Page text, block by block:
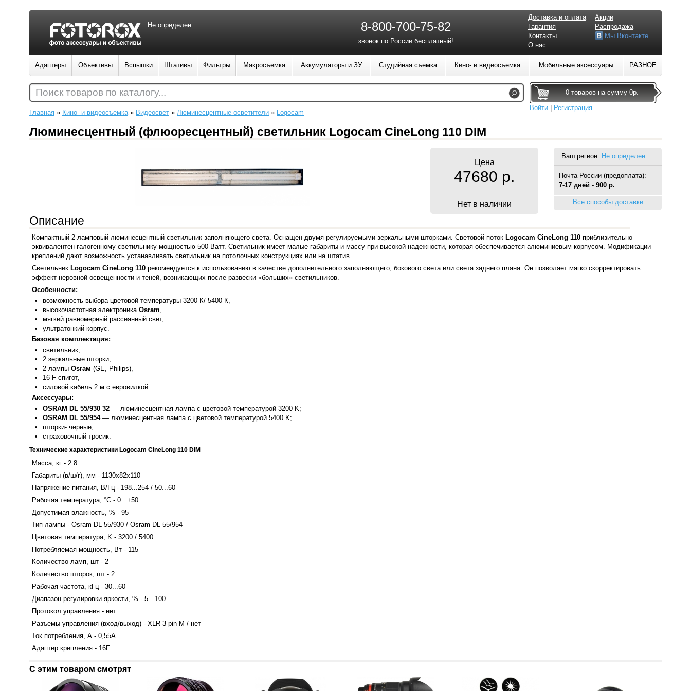
Главная » Кино- и видеосъемка» Видеосвет » Люминесцентные осветители » Logocam
Люминесцентный (флюоресцентный) светильник Logocam CineLong 110 DIM
Ваш регион: Не определен
Почта России (предоплата):
7-17 дней - 900 р.
Все способы доставки
Цена
47680 р.
Нет в наличии
Описание
Компактный 2-ламповый люминесцентный светильник заполняющего света. Оснащен двумя регулируемыми зеркальными шторками. Световой поток Logocam CineLong 110 приблизительно
эквивалентен галогенному светильнику мощностью 500 Ватт. Светильник имеет малые габариты и массу при высокой надежности, которая обеспечивается алюминиевым корпусом. Модификации
креплений дают возможность устанавливать светильник на потолочных конструкциях или на штатив.
Светильник Logocam CineLong 110 рекомендуется к использованию в качестве дополнительного заполняющего, бокового света или света заднего плана. Он позволяет мягко скорректировать
эффект неровной освещенности и теней, возникающих после развески «больших» светильников.
Особенности:
возможность выбора цветовой температуры 3200 К/ 5400 К,
высокочастотная электроника Osram,
мягкий равномерный рассеянный свет,
ультратонкий корпус.
Базовая комплектация:
светильник,
2 зеркальные шторки,
2 лампы Osraм (GE, Philips),
16 F спигот,
силовой кабель 2 м с евровилкой.
Аксессуары:
OSRAM DL 55/930 32 — люминесцентная лампа с цветовой температурой 3200 K;
OSRAM DL 55/954— люминесцентная лампа с цветовой температурой 5400 K;
шторки- черные,
страховочный тросик.
Технические характеристики Logocam CineLong 110 DIM
Масса, кг - 2.8
Габариты (в/ш/г), мм - 1130х82х110
Напряжение питания, В/Гц - 198...254 / 50...60
Рабочая температура, °С - 0...+50
Допустимая влажность, % - 95
Тип лампы - Osram DL 55/930 / Osram DL 55/954
Цветовая температура, K - 3200 / 5400
Потребляемая мощность, Вт - 115
Количество ламп, шт - 2
Количество шторок, шт - 2
Рабочая частота, кГц - 30...60
Диапазон регулировки яркости, % - 5…100
Протокол управления - нет
Разъемы управления (вход/выход) - XLR 3-pin M / нет
Ток потребления, А - 0,55А
Адаптер крепления - 16F
С этим товаром смотрят
Не определен 8-800-700-75-82
звонок по России бесплатный!
Доставка и оплата
Гарантия
Контакты
О нас
Акции
Распродажа
Мы Вконтакте
Адаптеры Объективы Вспышки Штативы Фильтры Макросъемка Аккумуляторы и ЗУ Студийная съемка Кино- и видеосъемка Мобильные аксессуары РАЗНОЕ
0 товаров на сумму 0р.
Войти
Регистрация
Поиск товаров по каталогу...